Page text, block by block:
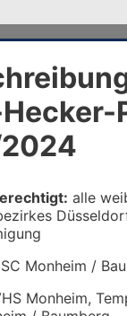
alle
SC Monheim /
Monheim,